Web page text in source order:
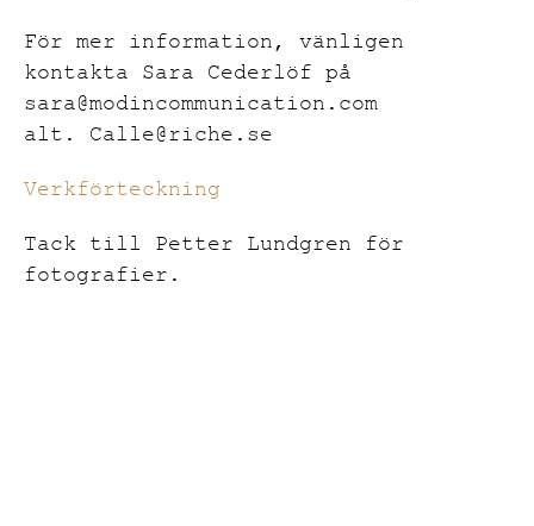
För mer information, vänligen
kontakta Sara Cederlöf på
sara@modincommunication.com
alt. Calle@riche.se
Verkförteckning
Tack till Petter Lundgren för
fotografier.